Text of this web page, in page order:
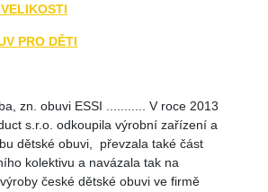
PRO DĚTI
zn. obuvi ESSI ........... V roce 2013
s.r.o. odkoupila výrobní zařízení a
dětské obuvi, převzala také část
kolektivu a navázala tak na
české dětské obuvi ve firmě